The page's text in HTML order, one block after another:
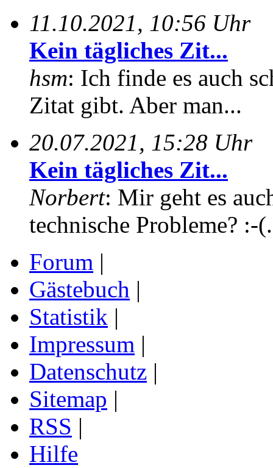
11.10.2021, 10:56 Uhr
Kein tägliches Zit...
hsm: Ich finde es auch
Zitat gibt. Aber man...
20.07.2021, 15:28 Uhr
Kein tägliches Zit...
Norbert: Mir geht es
technische Probleme? :-
Forum |
Gästebuch |
Statistik |
Impressum |
Datenschutz |
Sitemap |
RSS |
Hilfe